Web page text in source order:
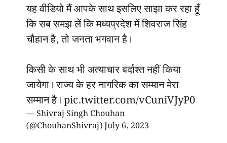
यह वीडियो मैं आपके साथ इसलिए साझा कर रहा हूँ
कि सब समझ लें कि मध्यप्रदेश में शिवराज सिंह
चौहान है, तो जनता भगवान है।
किसी के साथ भी अत्याचार बर्दाश्त नहीं किया
जायेगा। राज्य के हर नागरिक का सम्मान मेरा
सम्मान है।pic.twitter.com/vCuniVJyP0
— Shivraj Singh Chouhan
(@ChouhanShivraj)July 6, 2023